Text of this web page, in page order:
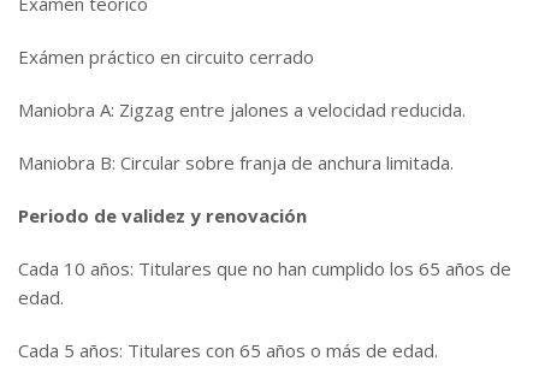
Exámen práctico en circuito cerrado
Maniobra A: Zigzag entre jalones a velocidad reducida.
Maniobra B: Circular sobre franja de anchura limitada.
Periodo de validez y renovación
Cada 10 años: Titulares que no han cumplido los 65 años de
edad.
Cada 5 años: Titulares con 65 años o más de edad.